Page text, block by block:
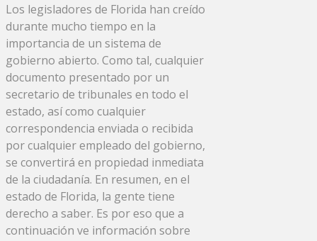
Los legisladores de Florida han creído
durante mucho tiempo en la
importancia de un sistema de
gobierno abierto. Como tal, cualquier
documento presentado por un
secretario de tribunales en todo el
estado, así como cualquier
correspondencia enviada o recibida
por cualquier empleado del gobierno,
se convertirá en propiedad inmediata
de la ciudadanía. En resumen, en el
estado de Florida, la gente tiene
derecho a saber. Es por eso que a
continuación ve información sobre